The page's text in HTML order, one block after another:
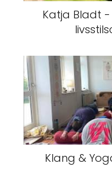
Katja Bladt
Klang &